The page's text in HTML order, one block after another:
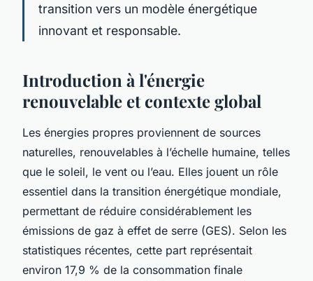
transition vers un modèle énergétique
innovant et responsable.
Introduction à l'énergie
renouvelable et contexte global
Les énergies propres proviennent de sources
naturelles, renouvelables à l’échelle humaine, telles
que le soleil, le vent ou l’eau. Elles jouent un rôle
essentiel dans la transition énergétique mondiale,
permettant de réduire considérablement les
émissions de gaz à effet de serre (GES). Selon les
statistiques récentes, cette part représentait
environ 17,9 % de la consommation finale